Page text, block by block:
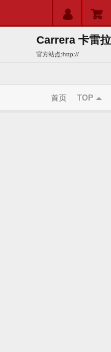
Carrera 卡雷拉
官方站点:http://
首页 TOP